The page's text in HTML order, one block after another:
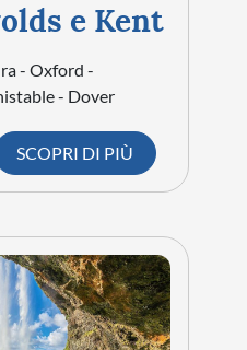
e Kent
- Oxford -
- Dover
SCOPRI DI PIÙ